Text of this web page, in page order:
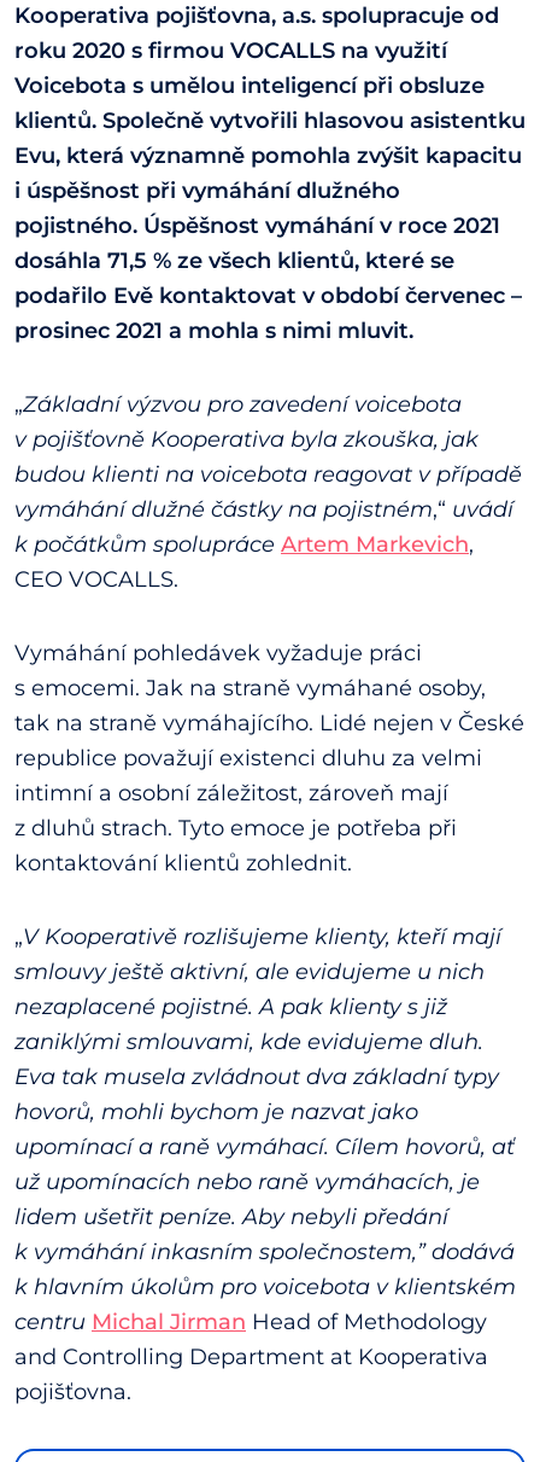
Kooperativa pojišťovna, a.s. spolupracuje od
roku 2020 s firmou VOCALLS na využití
Voicebota s umělou inteligencí při obsluze
klientů. Společně vytvořili hlasovou asistentku
Evu, která významně pomohla zvýšit kapacitu
i úspěšnost při vymáhání dlužného
pojistného. Úspěšnost vymáhání v roce 2021
dosáhla 71,5 % ze všech klientů, které se
podařilo Evě kontaktovat v období červenec –
prosinec 2021 a mohla s nimi mluvit.
„Základní výzvou pro zavedení voicebota
v pojišťovně Kooperativa byla zkouška, jak
budou klienti na voicebota reagovat v případě
vymáhání dlužné částky na pojistném,“ uvádí
k počátkům spolupráce Artem Markevich,
CEO VOCALLS.
Vymáhání pohledávek vyžaduje práci
s emocemi. Jak na straně vymáhané osoby,
tak na straně vymáhajícího. Lidé nejen v České
republice považují existenci dluhu za velmi
intimní a osobní záležitost, zároveň mají
z dluhů strach. Tyto emoce je potřeba při
kontaktování klientů zohlednit.
„V Kooperativě rozlišujeme klienty, kteří mají
smlouvy ještě aktivní, ale evidujeme u nich
nezaplacené pojistné. A pak klienty s již
zaniklými smlouvami, kde evidujeme dluh.
Eva tak musela zvládnout dva základní typy
hovorů, mohli bychom je nazvat jako
upomínací a raně vymáhací. Cílem hovorů, ať
už upomínacích nebo raně vymáhacích, je
lidem ušetřit peníze. Aby nebyli předání
k vymáhání inkasním společnostem,” dodává
k hlavním úkolům pro voicebota v klientském
centru Michal Jirman Head of Methodology
and Controlling Department at Kooperativa
pojišťovna.